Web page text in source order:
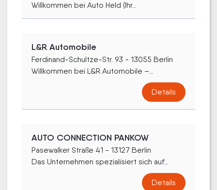
Willkommen bei Auto Held (Ihr...
L&R Automobile
Ferdinand-Schultze-Str. 93 - 13055 Berlin
Willkommen bei L&R Automobile –...
Details
AUTO CONNECTION PANKOW
Pasewalker Straße 41 - 13127 Berlin
Das Unternehmen spezialisiert sich auf...
Details